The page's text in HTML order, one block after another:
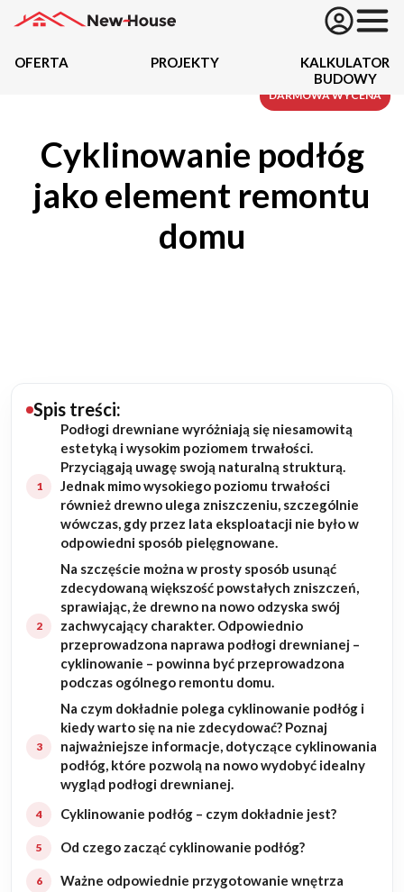
Oferta
Działki
Budowa domu
Rezydencje
Rozbudowa
Remonty
Budynki biurowe
Realizacje
Referencje
Filmy
KALKULATOR BUDOWY
BLOG
OFERTA PROJEKTY
KALKULATOR
BUDOWY
Cyklinowanie podłóg
jako element remontu
domu
Spis treści:
Podłogi drewniane wyróżniają się niesamowitą
estetyką i wysokim poziomem trwałości.
Przyciągają uwagę swoją naturalną strukturą.
Jednak mimo wysokiego poziomu trwałości
również drewno ulega zniszczeniu, szczególnie
wówczas, gdy przez lata eksploatacji nie było w
odpowiedni sposób pielęgnowane.
Na szczęście można w prosty sposób usunąć
zdecydowaną większość powstałych zniszczeń,
sprawiając, że drewno na nowo odzyska swój
zachwycający charakter. Odpowiednio
przeprowadzona naprawa podłogi drewnianej –
cyklinowanie – powinna być przeprowadzona
podczas ogólnego remontu domu.
Na czym dokładnie polega cyklinowanie podłóg i
kiedy warto się na nie zdecydować? Poznaj
najważniejsze informacje, dotyczące cyklinowania
podłóg, które pozwolą na nowo wydobyć idealny
wygląd podłogi drewnianej.
Cyklinowanie podłóg – czym dokładnie jest?
Od czego zacząć cyklinowanie podłóg?
Ważne odpowiednie przygotowanie wnętrza
DARMOWA WYCENA